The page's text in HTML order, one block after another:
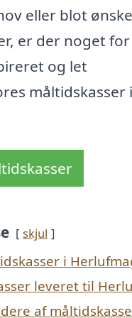
eller blot
er der noget for
og let
måltidskasser i
skjul
i
leveret til
af